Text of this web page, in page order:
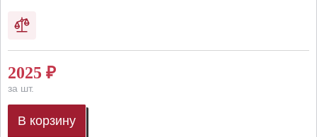
2025 ₽
за шт.
В корзину